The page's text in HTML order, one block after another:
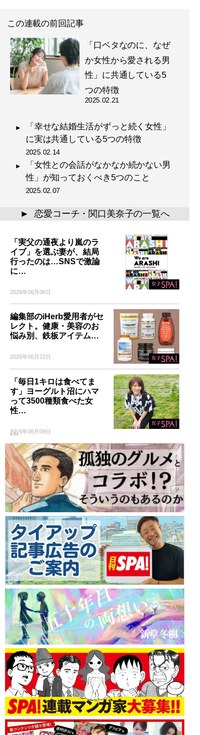
この連載の前回記事
「口ベタなのに、なぜ
か女性から愛される男
性」に共通している5
つの特徴
2025.02.21
「幸せな結婚生活がずっと続く女性」
に実は共通している5つの特徴
2025.02.14
「女性との会話がなかなか続かない男
性」が知っておくべき5つのこと
2025.02.07
▲ 恋愛コーチ・関口美奈子の一覧へ
「実父の通夜より嵐のラ
イブ」を選ぶ妻が、結局
行ったのは…SNSで激論
に…
2026年06月06日
編集部のiHerb愛用者がセ
レクト。健康・美容のお
悩み別、鉄板アイテム…
2026年06月22日
「毎日1キロは食べてま
す」ヨーグルト沼にハマ
って3500種類食べた女
性…
2026年06月09日
PR